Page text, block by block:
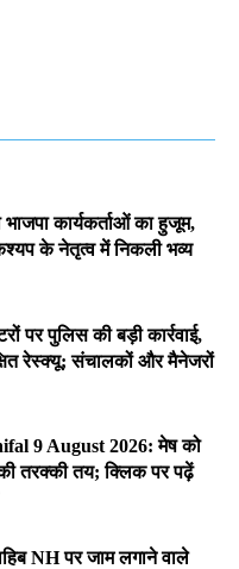
कार्यकर्ताओं का हुजूम,
के नेतृत्व में निकली भव्य
पर पुलिस की बड़ी कार्रवाई,
रेस्क्यू; संचालकों और मैनेजरों
9 August 2026: मेष को
तरक्की तय; क्लिक पर पढ़ें
NH पर जाम लगाने वाले